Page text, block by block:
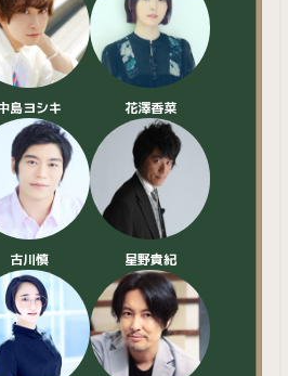
島ヨシキ 花澤香菜
古川慎 星野貴紀